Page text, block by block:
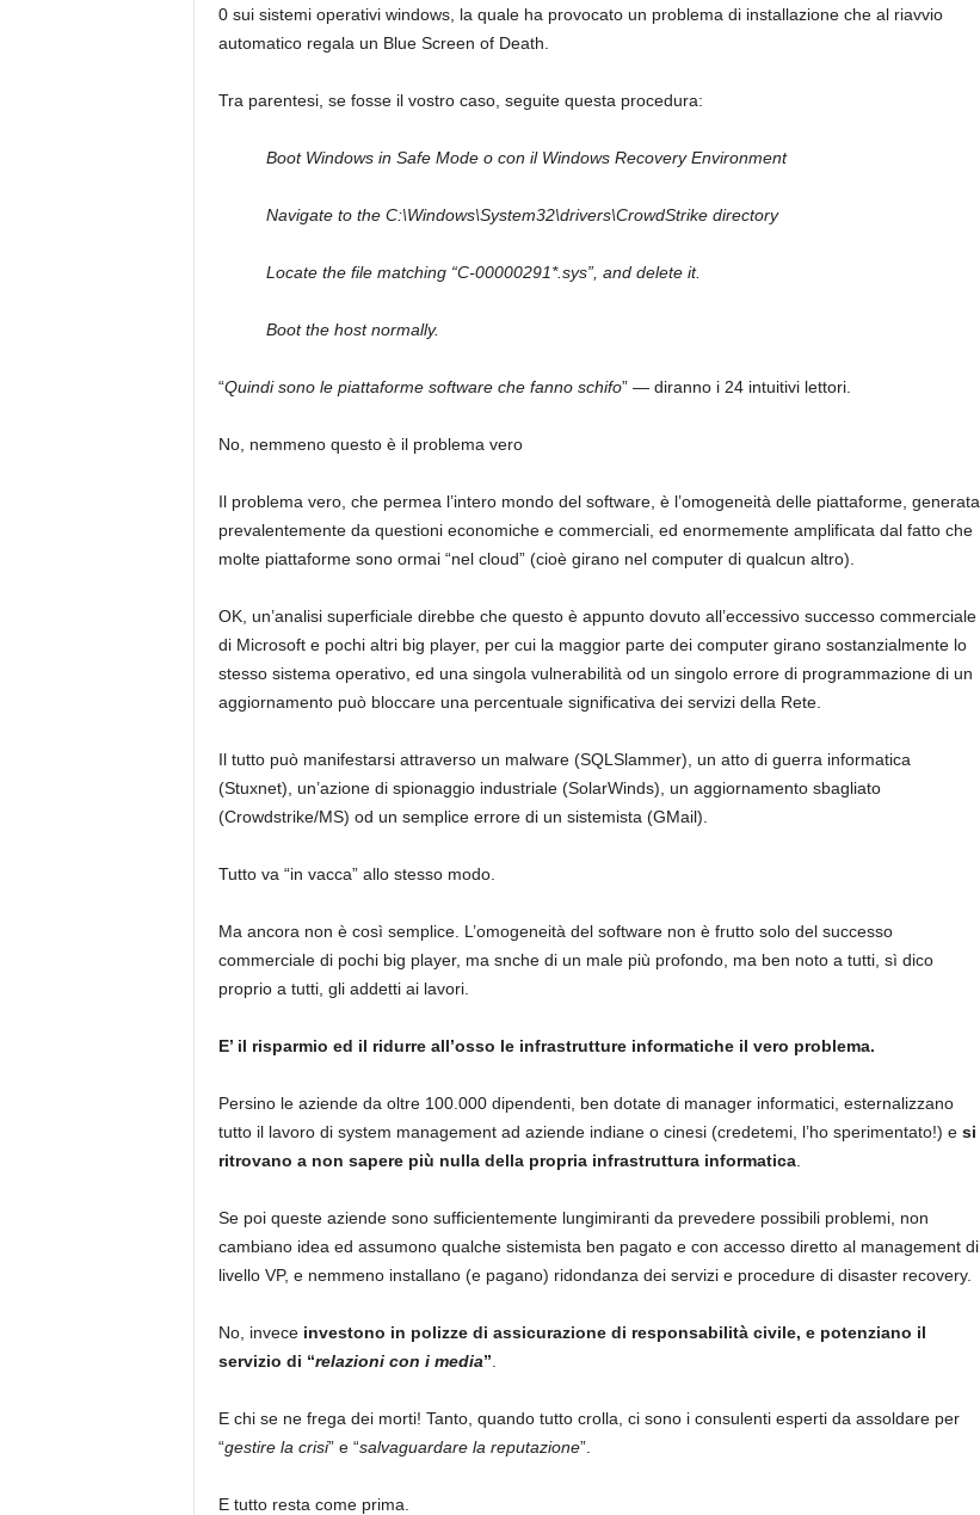
0 sui sistemi operativi windows, la quale ha provocato un problema di installazione che al riavvio
automatico regala un Blue Screen of Death.
Tra parentesi, se fosse il vostro caso, seguite questa procedura:
Boot Windows in Safe Mode o con il Windows Recovery Environment
Navigate to the C:\Windows\System32\drivers\CrowdStrike directory
Locate the file matching “C-00000291*.sys”, and delete it.
Boot the host normally.
“Quindi sono le piattaforme software che fanno schifo” — diranno i 24 intuitivi lettori.
No, nemmeno questo è il problema vero
Il problema vero, che permea l’intero mondo del software, è l’omogeneità delle piattaforme, generata
prevalentemente da questioni economiche e commerciali, ed enormemente amplificata dal fatto che
molte piattaforme sono ormai “nel cloud” (cioè girano nel computer di qualcun altro).
OK, un’analisi superficiale direbbe che questo è appunto dovuto all’eccessivo successo commerciale
di Microsoft e pochi altri big player, per cui la maggior parte dei computer girano sostanzialmente lo
stesso sistema operativo, ed una singola vulnerabilità od un singolo errore di programmazione di un
aggiornamento può bloccare una percentuale significativa dei servizi della Rete.
Il tutto può manifestarsi attraverso un malware (SQLSlammer), un atto di guerra informatica
(Stuxnet), un’azione di spionaggio industriale (SolarWinds), un aggiornamento sbagliato
(Crowdstrike/MS) od un semplice errore di un sistemista (GMail).
Tutto va “in vacca” allo stesso modo.
Ma ancora non è così semplice. L’omogeneità del software non è frutto solo del successo
commerciale di pochi big player, ma snche di un male più profondo, ma ben noto a tutti, sì dico
proprio a tutti, gli addetti ai lavori.
E’ il risparmio ed il ridurre all’osso le infrastrutture informatiche il vero problema.
Persino le aziende da oltre 100.000 dipendenti, ben dotate di manager informatici, esternalizzano
tutto il lavoro di system management ad aziende indiane o cinesi (credetemi, l’ho sperimentato!) e si
ritrovano a non sapere più nulla della propria infrastruttura informatica.
Se poi queste aziende sono sufficientemente lungimiranti da prevedere possibili problemi, non
cambiano idea ed assumono qualche sistemista ben pagato e con accesso diretto al management di
livello VP, e nemmeno installano (e pagano) ridondanza dei servizi e procedure di disaster recovery.
No, invece investono in polizze di assicurazione di responsabilità civile, e potenziano il
servizio di “relazioni con i media”
E chi se ne frega dei morti! Tanto, quando tutto crolla, ci sono i consulenti esperti da assoldare per
“gestire la crisi” e “salvaguardare la reputazione”.
E tutto resta come prima.